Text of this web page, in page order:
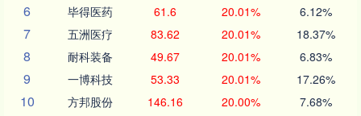
6 毕得医药 61.6 20.01% 6.12%
7 五洲医疗 83.62 20.01% 18.37%
8 耐科装备 49.67 20.01% 6.83%
9 一博科技 53.33 20.01% 17.26%
10 方邦股份 146.16 20.00% 7.68%